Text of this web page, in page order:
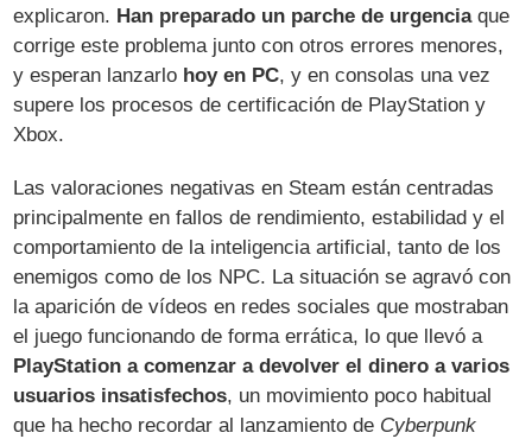
explicaron. Han preparado un parche de urgenciaque
corrige este problema junto con otros errores menores,
y esperan lanzarlo hoy en PC, y en consolas una vez
supere los procesos de certificación de PlayStation y
Xbox.
Las valoraciones negativas en Steam están centradas
principalmente en fallos de rendimiento, estabilidad y el
comportamiento de la inteligencia artificial, tanto de los
enemigos como de los NPC. La situación se agravó con
la aparición de vídeos en redes sociales que mostraban
el juego funcionando de forma errática, lo que llevó a
PlayStation a comenzar a devolver el dinero a varios
usuarios insatisfechos, un movimiento poco habitual
que ha hecho recordar al lanzamiento de Cyberpunk